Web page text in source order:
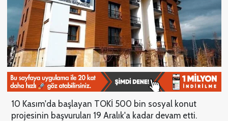
10 Kasım'da başlayan TOKİ 500 bin sosyal konut
projesinin başvuruları 19 Aralık'a kadar devam etti.